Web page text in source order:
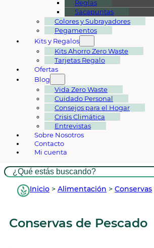
Reglas
Sacapuntas
Colores y Subrayadores
Pegamentos
Kits y Regalos
Kits Ahorro Zero Waste
Tarjetas Regalo
Ofertas
Blog
Vida Zero Waste
Cuidado Personal
Consejos para el Hogar
Crisis Climática
Entrevistas
Sobre Nosotros
Contacto
Mi cuenta
Buscar
Inicio > Alimentación > Conservas
Conservas de Pescado